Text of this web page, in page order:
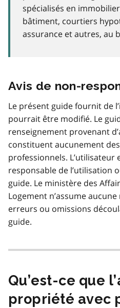
spécialisés en
bâtiment, courtiers
assurance et autres, au
Avis de non-
Le présent guide fournit de
pourrait être modifié. Le
renseignement provenant
constituent aucunement
professionnels. L’utilisateur
responsable de l’utilisation
guide. Le ministère des
Logement n’assume
erreurs ou omissions
guide.
Qu’est-ce que
propriété avec